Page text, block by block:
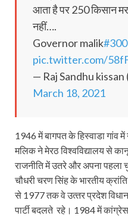
आता है पर 250 किसान
नहीं….
Governor malik
pic.twitter.com/
— Raj Sandhu
March 18, 2021
1946 में बागपत के हिस्वाडा गांव
मलिक ने मेरठ विश्वविद्यालय से
राजनीति‍ में उतरे और अपना पहला
चौधरी चरण सिंह के भारतीय
से 1977 तक वे उत्‍तर प्रदेश
पार्टी बदलते रहे। 1984 में